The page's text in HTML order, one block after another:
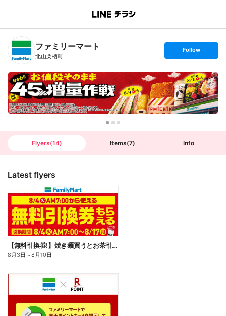
B
n
T
ファミリーマート
北山栗栖町
s
t
o
l
l
o
w
Follow
Flyers(14) Items(7) Info
Latest flyers
【無料引換券!】焼き麺買うとお茶引換券貰える!
8月3日 ～8月10日